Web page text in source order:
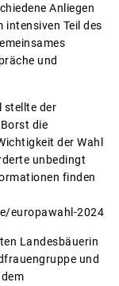
Anliegen
intensiven Teil des
und
stellte der
die
der Wahl
unbedingt
finden
europawahl-2024
Landesbäuerin
und